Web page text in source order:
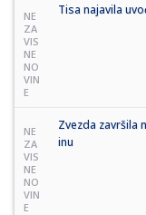
NE
ZA
VIS
NE
NO
VIN
E
Tisa najavila
NE
ZA
VIS
NE
NO
VIN
E
Zvezda završila
inu